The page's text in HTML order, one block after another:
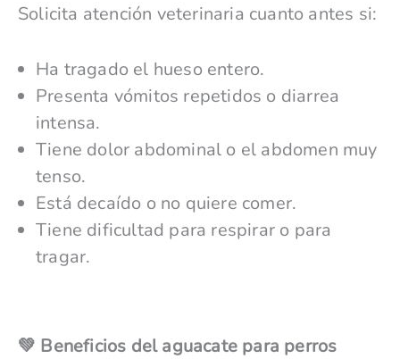
Solicita atención veterinaria cuanto antes si:
Ha tragado el hueso entero.
Presenta vómitos repetidos o diarrea
intensa.
Tiene dolor abdominal o el abdomen muy
tenso.
Está decaído o no quiere comer.
Tiene dificultad para respirar o para
tragar.
💚 Beneficios del aguacate para perros